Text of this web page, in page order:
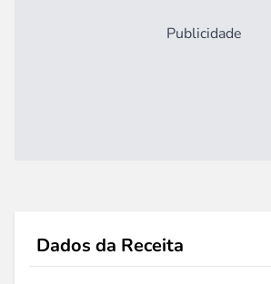
Publicidade
Dados da Receita